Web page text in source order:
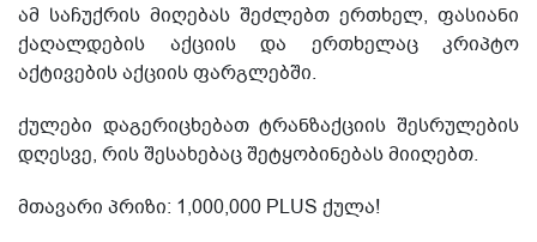
ამ საჩუქრის მიღებას შეძლებთ ერთხელ, ფასიანი
ქაღალდების აქციის და ერთხელაც კრიპტო
აქტივების აქციის ფარგლებში.
ქულები დაგერიცხებათ ტრანზაქციის შესრულების
დღესვე, რის შესახებაც შეტყობინებას მიიღებთ.
მთავარი პრიზი: 1,000,000 PLUS ქულა!